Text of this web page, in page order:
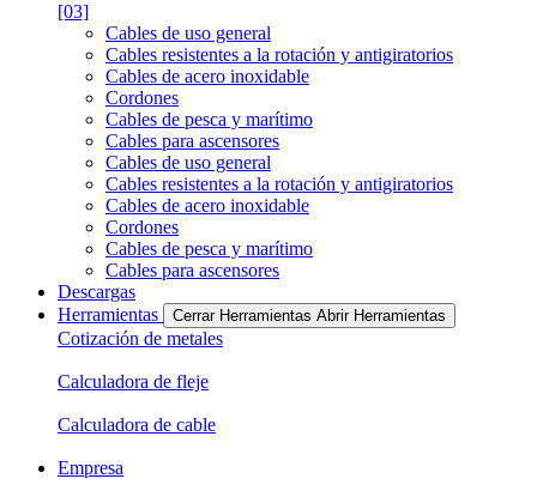
[03]
Cables de uso general
Cables resistentes a la rotación y antigiratorios
Cables de acero inoxidable
Cordones
Cables de pesca y marítimo
Cables para ascensores
Cables de uso general
Cables resistentes a la rotación y antigiratorios
Cables de acero inoxidable
Cordones
Cables de pesca y marítimo
Cables para ascensores
Descargas
Herramientas
Cerrar Herramientas Abrir Herramientas
Cotización de metales
Calculadora de fleje
Calculadora de cable
Empresa